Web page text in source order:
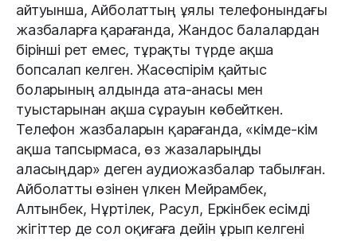
айтуынша, Айболаттың ұялы телефонындағы
жазбаларға қарағанда, Жандос балалардан
бірінші рет емес, тұрақты түрде ақша
бопсалап келген. Жасөспірім қайтыс
боларының алдында ата-анасы мен
туыстарынан ақша сұрауын көбейткен.
Телефон жазбаларын қарағанда, «кімде-кім
ақша тапсырмаса, өз жазаларыңды
аласыңдар» деген аудиожазбалар табылған.
Айболатты өзінен үлкен Мейрамбек,
Алтынбек, Нұртілек, Расул, Еркінбек есімді
жігіттер де сол оқиғаға дейін ұрып келгені